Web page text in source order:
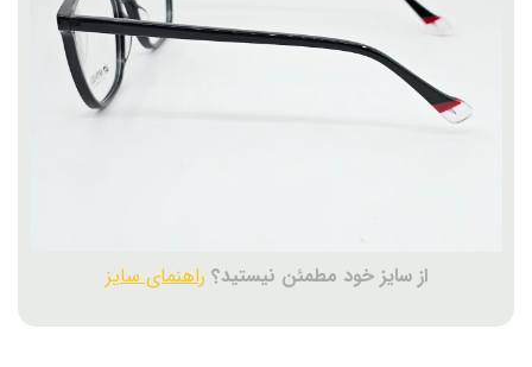
از سایز خود مطمئن نیستید؟ راهنمای سایز